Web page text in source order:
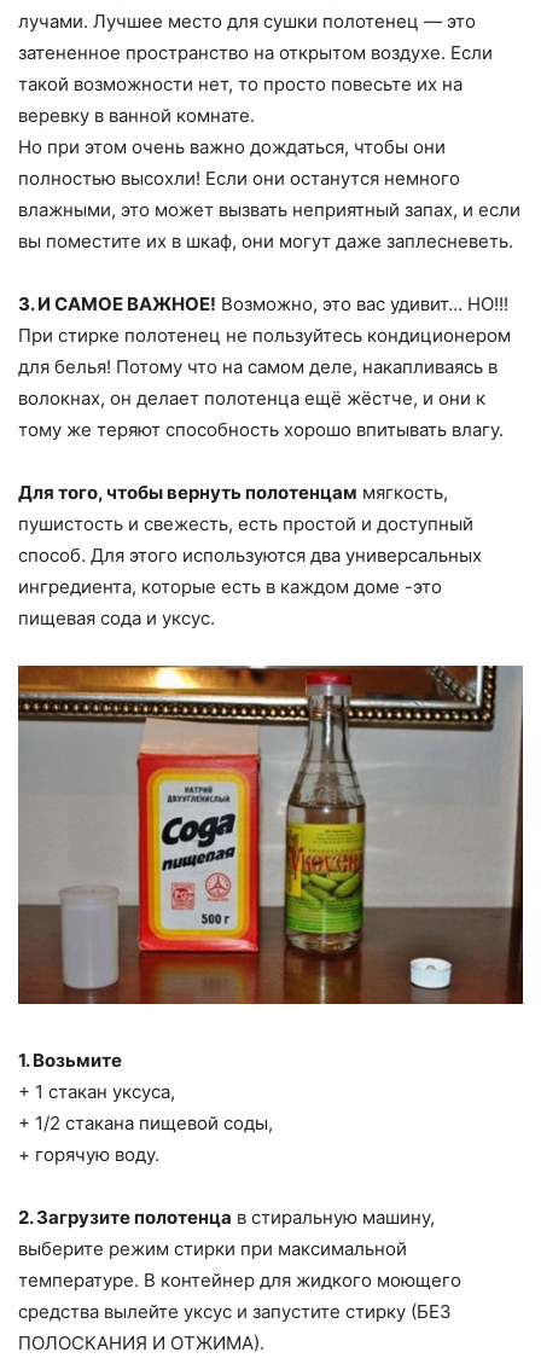
лучами. Лучшее место для сушки полотенец — это
затененное пространство на открытом воздухе. Если
такой возможности нет, то просто повесьте их на
веревку в ванной комнате.
Но при этом очень важно дождаться, чтобы они
полностью высохли! Если они останутся немного
влажными, это может вызвать неприятный запах, и если
вы поместите их в шкаф, они могут даже заплесневеть.
3. И САМОЕ ВАЖНОЕ! Возможно, это вас удивит… НО!!!
При стирке полотенец не пользуйтесь кондиционером
для белья! Потому что на самом деле, накапливаясь в
волокнах, он делает полотенца ещё жёстче, и они к
тому же теряют способность хорошо впитывать влагу.
Для того, чтобы вернуть полотенцам мягкость,
пушистость и свежесть, есть простой и доступный
способ. Для этого используются два универсальных
ингредиента, которые есть в каждом доме -это
пищевая сода и уксус.
1. Возьмите
+ 1 стакан уксуса,
+ 1/2 стакана пищевой соды,
+ горячую воду.
2. Загрузите полотенца в стиральную машину,
выберите режим стирки при максимальной
температуре. В контейнер для жидкого моющего
средства вылейте уксус и запустите стирку (БЕЗ
ПОЛОСКАНИЯ И ОТЖИМА).